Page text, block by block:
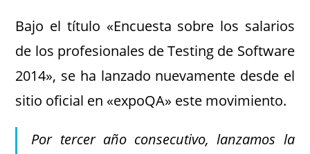
Bajo el título «Encuesta sobre los salarios
de los profesionales de Testing de Software
2014», se ha lanzado nuevamente desde el
sitio oficial en «expoQA» este movimiento.
Por tercer año consecutivo, lanzamos la